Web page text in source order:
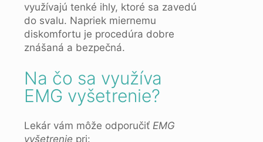
využívajú tenké ihly, ktoré sa zavedú
do svalu. Napriek miernemu
diskomfortu je procedúra dobre
znášaná a bezpečná.
Na čo sa využíva
EMG vyšetrenie?
Lekár vám môže odporučiť EMG
vyšetrenie pri: